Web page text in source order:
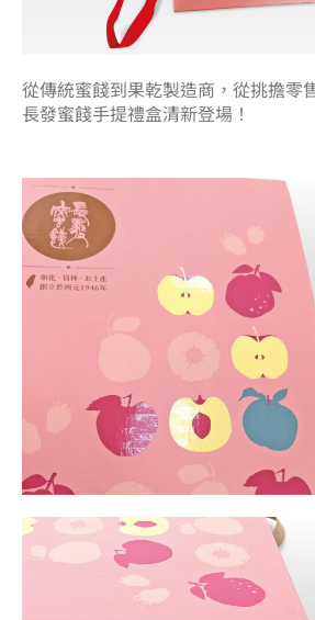
從傳統蜜餞到果乾製造商，從挑擔零
長發蜜餞手提禮盒清新登場！